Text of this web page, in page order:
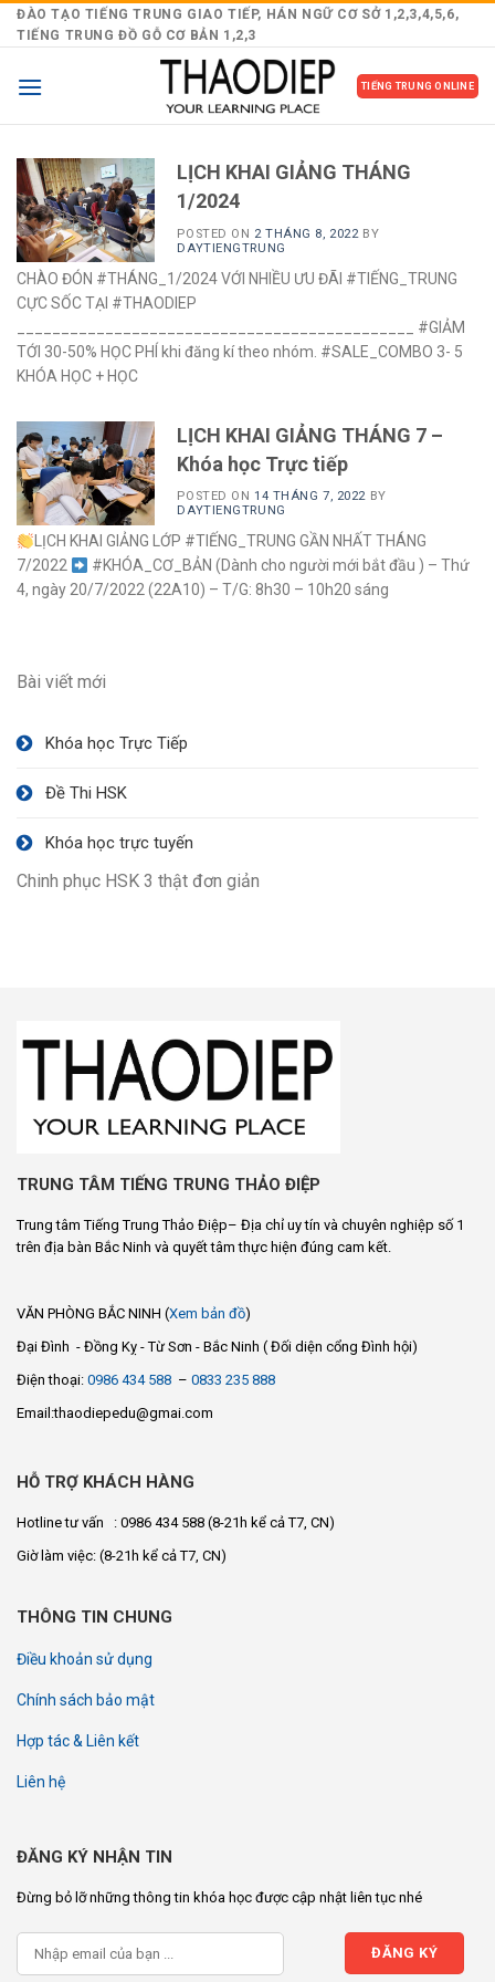
SkipĐÀO TẠO TIẾNG TRUNG GIAO TIẾP, HÁN NGỮ CƠ SỞ 1,2,3,4,5,6,
TIẾNG TRUNG ĐỒ GỖ CƠ BẢN 1,2,3
TIẾNG TRUNG ONLINE
LỊCH KHAI GIẢNG THÁNG
1/2024
POSTED ON 2 THÁNG 8, 2022 BY
DAYTIENGTRUNG
CHÀO ĐÓN #THÁNG_1/2024 VỚI NHIỀU ƯU ĐÃI #TIẾNG_TRUNG
CỰC SỐC TẠI #THAODIEP
_____________________________________________ #GIẢM
TỚI 30-50% HỌC PHÍ khi đăng kí theo nhóm. #SALE_COMBO 3- 5
KHÓA HỌC + HỌC
LỊCH KHAI GIẢNG THÁNG 7 –
Khóa học Trực tiếp
POSTED ON 14 THÁNG 7, 2022BY
DAYTIENGTRUNG
LỊCH KHAI GIẢNG LỚP #TIẾNG_TRUNG GẦN NHẤT THÁNG
7/2022
#KHÓA_CƠ_BẢN (Dành cho người mới bắt đầu ) – Thứ
4, ngày 20/7/2022 (22A10) – T/G: 8h30 – 10h20 sáng
Bài viết mới
Khóa học Trực Tiếp
Đề Thi HSK
Khóa học trực tuyến
Chinh phục HSK 3 thật đơn giản
TRUNG TÂM TIẾNG TRUNG THẢO ĐIỆP
Trung tâm Tiếng Trung Thảo Điệp– Địa chỉ uy tín và chuyên nghiệp số 1
trên địa bàn Bắc Ninh và quyết tâm thực hiện đúng cam kết.
VĂN PHÒNG BẮC NINH (Xem bản đồ)
Đại Đình - Đồng Kỵ - Từ Sơn - Bắc Ninh ( Đối diện cổng Đình hội)
Điện thoại: 0986 434 588 – 0833 235 888
Email:thaodiepedu@gmai.com
HỖ TRỢ KHÁCH HÀNG
Hotline tư vấn : 0986 434 588 (8-21h kể cả T7, CN)
Giờ làm việc: (8-21h kể cả T7, CN)
THÔNG TIN CHUNG
Điều khoản sử dụng
Chính sách bảo mật
Hợp tác & Liên kết
Liên hệ
ĐĂNG KÝ NHẬN TIN
Đừng bỏ lỡ những thông tin khóa học được cập nhật liên tục nhé